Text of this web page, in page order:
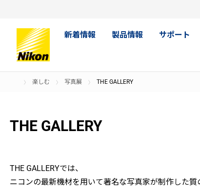
新着情報 製品情報 サポート
楽しむ 写真展 THE GALLERY
THE GALLERY
THE GALLERYでは、
ニコンの最新機材を用いて著名な写真家が制作した質